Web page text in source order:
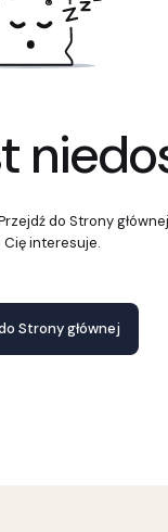
do Strony
Cię interesuje.
Strony głównej